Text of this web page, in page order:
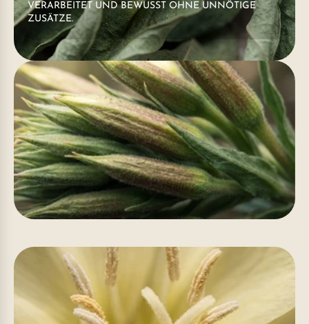
VERARBEITET UND BEWUSST OHNE UNNÖTIGE
ZUSÄTZE.